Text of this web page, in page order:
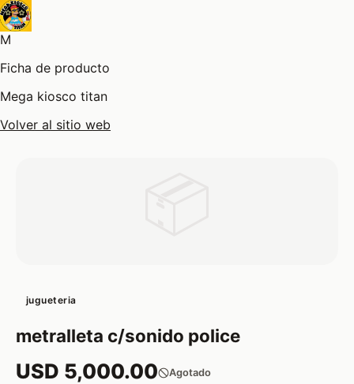
M
Ficha de producto
Mega kiosco titan
Volver al sitio web
jugueteria
metralleta c/sonido police
USD 5,000.00 Agotado